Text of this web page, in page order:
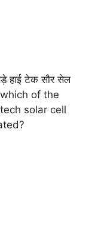
हाई टेक सौर सेल
which of the
solar cell